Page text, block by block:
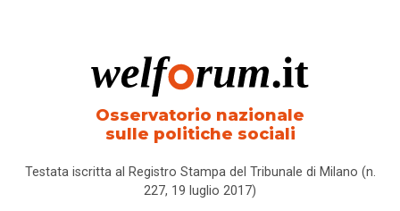
Osservatorio nazionale
sulle politiche sociali
Testata iscritta al Registro Stampa del Tribunale di Milano (n.
227, 19 luglio 2017)